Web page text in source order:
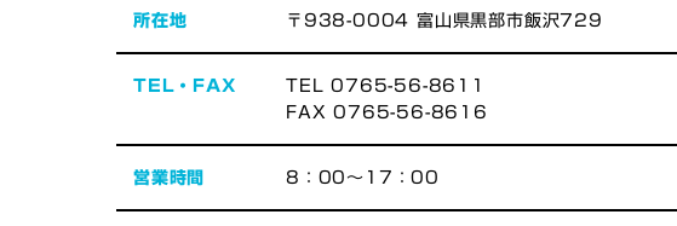
所在地 〒938-0004 富山県黒部市飯沢729
TEL・FAX
TEL 0765-56-8611
FAX 0765-56-8616
営業時間 8：00～17：00